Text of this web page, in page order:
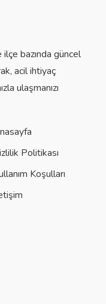
bazında güncel
acil ihtiyaç
ulaşmanızı
Politikası
Koşulları